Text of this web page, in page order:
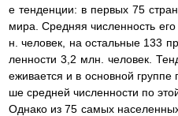
е тенденции: в первых 75
мира. Средняя численность
н. человек, на остальные 133
ленности 3,2 млн. человек.
еживается и в основной
ше средней численности по
Однако из 75 самых